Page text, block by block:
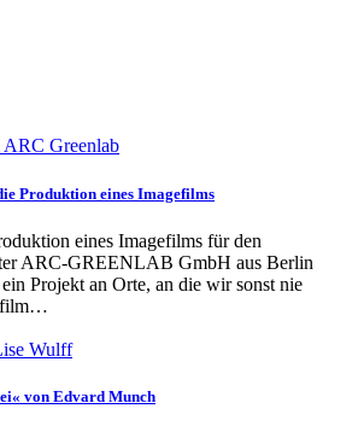
Produktion eines Imagefilms
eines Imagefilms für den
ARC-GREENLAB GmbH aus Berlin
Projekt an Orte, an die wir sonst nie
von Edvard Munch